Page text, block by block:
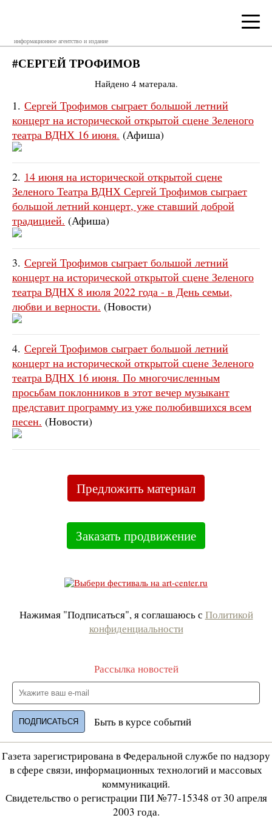
информационное агентство и издание
#СЕРГЕЙ ТРОФИМОВ
Найдено 4 матерала.
1. Сергей Трофимов сыграет большой летний
концерт на исторической открытой сцене Зеленого
театра ВДНХ 16 июня. (Афиша)
2. 14 июня на исторической открытой сцене
Зеленого Театра ВДНХ Сергей Трофимов сыграет
большой летний концерт, уже ставший доброй
традицией. (Афиша)
3. Сергей Трофимов сыграет большой летний
концерт на исторической открытой сцене Зеленого
театра ВДНХ 8 июля 2022 года - в День семьи,
любви и верности. (Новости)
4. Сергей Трофимов сыграет большой летний
концерт на исторической открытой сцене Зеленого
театра ВДНХ 16 июня. По многочисленным
просьбам поклонников в этот вечер музыкант
представит программу из уже полюбившихся всем
песен. (Новости)
Предложить материал
Заказать продвижение
Нажимая "Подписаться", я соглашаюсь с Политикой
конфиденциальности
Рассылка новостей
Быть в курсе событий
Газета зарегистрирована в Федеральной службе по надзору
в сфере связи, информационных технологий и массовых
коммуникаций.
Свидетельство о регистрации ПИ №77-15348 от 30 апреля
2003 года.